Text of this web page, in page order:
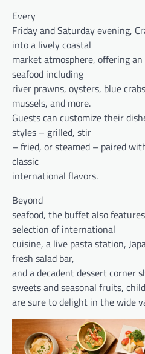
Every
Friday and Saturday evening,
into a lively coastal
market atmosphere, offering
seafood including
river prawns, oysters, blue
mussels, and more.
Guests can customize their
styles – grilled, stir
– fried, or steamed – paired
classic
international flavors.
Beyond
seafood, the buffet also
selection of international
cuisine, a live pasta station,
fresh salad bar,
and a decadent dessert corner
sweets and seasonal fruits,
are sure to delight in the wide